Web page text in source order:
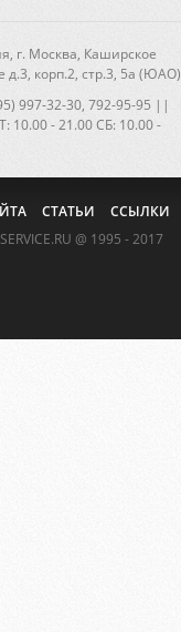
г. Москва, Каширское
д.3, корп.2, стр.3, 5а (ЮАО)
997-32-30, 792-95-95 ||
10.00 - 21.00 CБ: 10.00 -
СТАТЬИ
ССЫЛКИ
@ 1995 - 2017